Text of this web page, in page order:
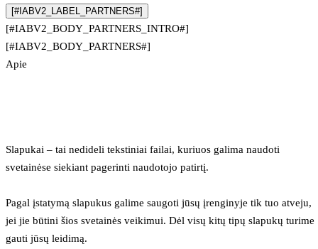
[#IABV2_LABEL_PARTNERS#]
[#IABV2_BODY_PARTNERS_INTRO#]
[#IABV2_BODY_PARTNERS#]
Apie
Slapukai – tai nedideli tekstiniai failai, kuriuos galima naudoti
svetainėse siekiant pagerinti naudotojo patirtį.
Pagal įstatymą slapukus galime saugoti jūsų įrenginyje tik tuo atveju,
jei jie būtini šios svetainės veikimui. Dėl visų kitų tipų slapukų turime
gauti jūsų leidimą.